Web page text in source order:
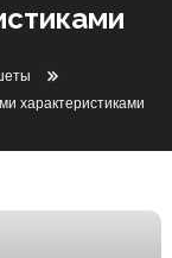
характеристиками